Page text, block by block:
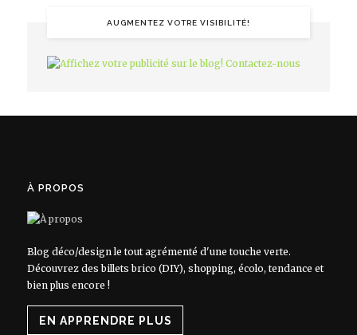
AUGMENTEZ VOTRE VISIBILITÉ!
À PROPOS
Blog déco/design le tout agrémenté d'une touche verte.
Découvrez des billets brico (DIY), shopping, écolo, tendance et
bien plus encore !
EN APPRENDRE PLUS